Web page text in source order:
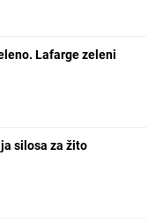
Lafarge zeleni
silosa za žito